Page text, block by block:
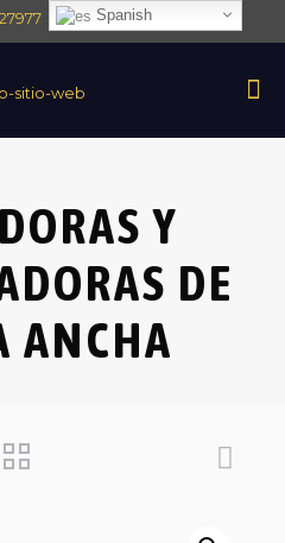
intec@intectrade.co
Y
DE
ANCHA
Spanish